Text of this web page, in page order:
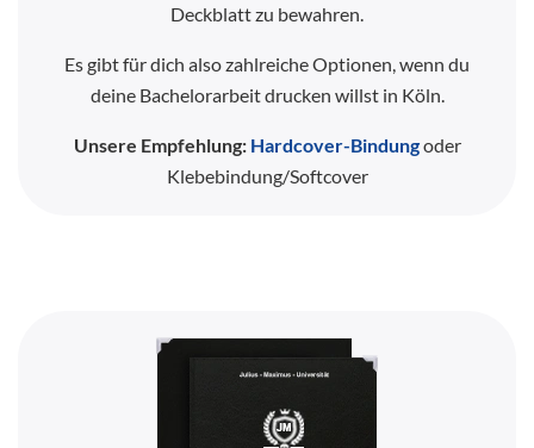
Deckblatt zu bewahren.
Es gibt für dich also zahlreiche Optionen, wenn du
deine Bachelorarbeit drucken willst in Köln.
Unsere Empfehlung: Hardcover-Bindungoder
Klebebindung/Softcover